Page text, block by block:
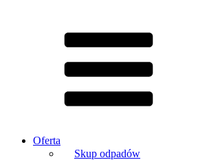
Oferta
Skup odpadów